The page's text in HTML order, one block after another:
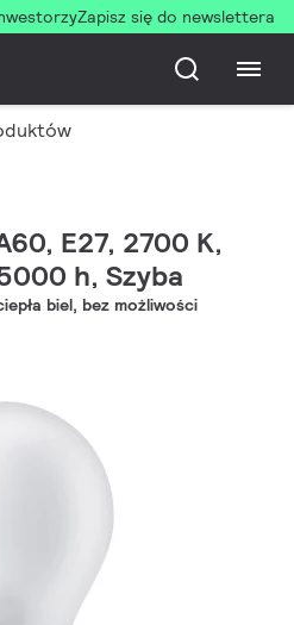
Zapisz się do newslettera
E27, 2700 K,
h, Szyba
biel, bez możliwości